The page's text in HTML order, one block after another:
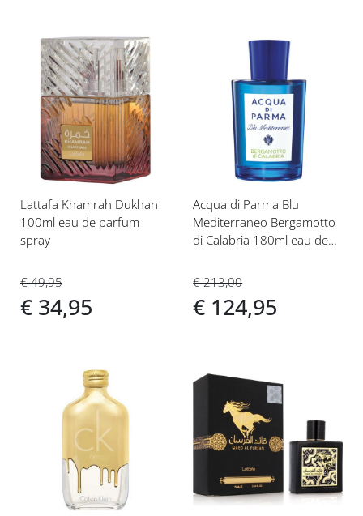
Voeg
toe
aan
verlanglijst
Lattafa Khamrah Dukhan
100ml eau de parfum
spray
€ 49,95
€ 34,95
aan
verlanglijst
Acqua di Parma Blu
Mediterraneo Bergamotto
di Calabria 180ml eau de
€ 213,00
€ 124,95
Voeg
verlanglijst
Voeg
aan
verlanglijst